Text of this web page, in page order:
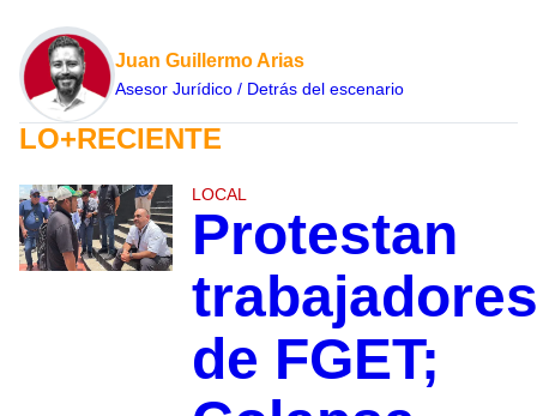
Juan Guillermo Arias
Asesor Jurídico / Detrás del escenario
LO+RECIENTE
LOCAL
Protestan
trabajadores
de FGET;